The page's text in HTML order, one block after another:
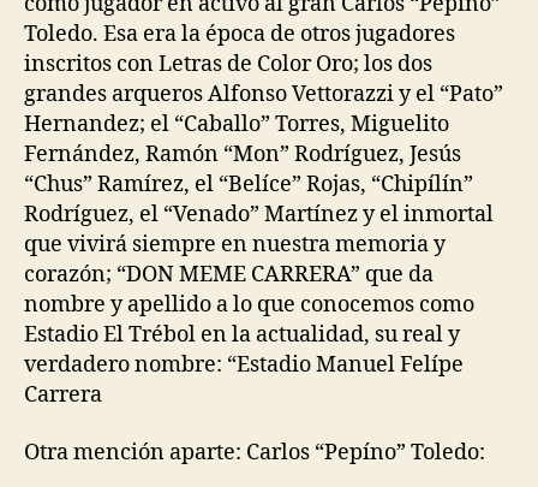
Toledo. Esa era la época de otros jugadores
inscritos con Letras de Color Oro; los dos
grandes arqueros Alfonso Vettorazzi y el “Pato”
Hernandez; el “Caballo” Torres, Miguelito
Fernández, Ramón “Mon” Rodríguez, Jesús
“Chus” Ramírez, el “Belíce” Rojas, “Chipílín”
Rodríguez, el “Venado” Martínez y el inmortal
que vivirá siempre en nuestra memoria y
corazón; “DON MEME CARRERA” que da
nombre y apellido a lo que conocemos como
Estadio El Trébol en la actualidad, su real y
verdadero nombre: “Estadio Manuel Felípe
Carrera
Otra mención aparte: Carlos “Pepíno” Toledo: